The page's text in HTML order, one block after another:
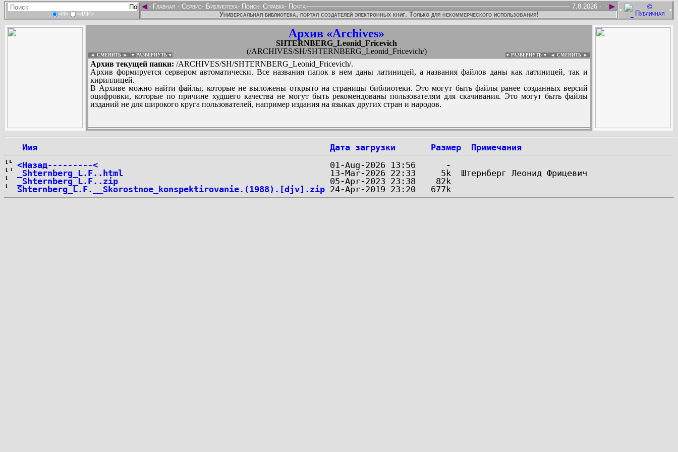
«И» «ИЛИ»
• •
◄ ►
- Главная - Сервис- Библиотека- Поиск- Справка- Почта -
7.8.2026 -
Универсальная библиотека, портал создателей электронных книг. Только для некоммерческого использования!
Архив «Archives»
SHTERNBERG_Leonid_Fricevich
(/ARCHIVES/SH/SHTERNBERG_Leonid_Fricevich/)
◄ СМЕНИТЬ ► ▼ РАЗВЕРНУТЬ ▼ ▼ РАЗВЕРНУТЬ ▼ ◄ СМЕНИТЬ ►
Архив текущей папки: /ARCHIVES/SH/SHTERNBERG_Leonid_Fricevich/.
Архив формируется сервером автоматически. Все названия папок в нем даны латиницей, а названия файлов даны как латиницей, так и
кириллицей.
В Архиве можно найти файлы, которые не выложены открыто на страницы библиотеки. Это могут быть файлы ранее созданных версий
оцифровки, которые по причине худшего качества не могут быть рекомендованы пользователям для скачивания. Это могут быть файлы
изданий не для широкого круга пользователей, например издания на языках других стран и народов.
:
...
Имя Дата загрузки Размер
Примечания
<Назад---------<
_Shternberg_L.F..html
_Shternberg_L.F..zip
Shternberg_L.F.__Skorostnoe_konspektirovanie.(1988).[djv].zip